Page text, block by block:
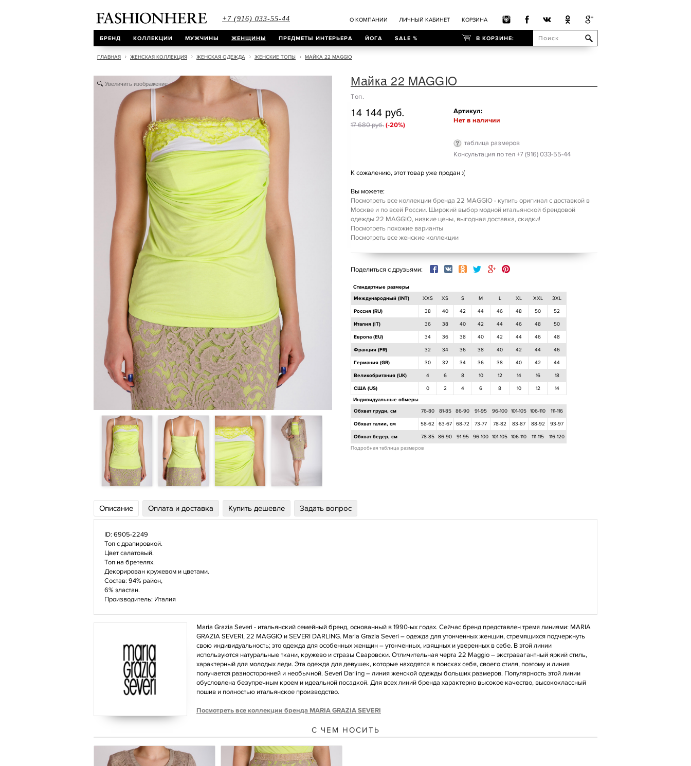
+7 (916) 033-55-44 О КОМПАНИИ ЛИЧНЫЙ КАБИНЕТ КОРЗИНА
В КОРЗИНЕ:
БРЕНД КОЛЛЕКЦИИ МУЖЧИНЫ ЖЕНЩИНЫ ПРЕДМЕТЫ ИНТЕРЬЕРА ЙОГА SALE %
ГЛАВНАЯ ЖЕНСКАЯ КОЛЛЕКЦИЯ ЖЕНСКАЯ ОДЕЖДА ЖЕНСКИЕ ТОПЫ МАЙКА 22 MAGGIO
Увеличить изображение Майка 22 MAGGIO
Топ.
14 144 руб.
17 680 руб. (-20%)
Артикул:
Нет в наличии
таблица размеров
Консультация по тел +7 (916) 033-55-44
К сожалению, этот товар уже продан :(
Вы можете:
Посмотреть все коллекции бренда 22 MAGGIO - купить оригинал с доставкой в
Москве и по всей России. Широкий выбор модной итальянской брендовой
одежды 22 MAGGIO, низкие цены, выгодная доставка, скидки!
Посмотреть похожие варианты
Посмотреть все женские коллекции
Поделиться с друзьями:
Стандартные размеры
Международный (INT)
XXS XS S M L XL XXL 3XL
Россия (RU) 38 40 42 44 46 48 50 52
Италия (IT) 36 38 40 42 44 46 48 50
Европа (EU) 34 36 38 40 42 44 46 48
Франция (FR) 32 34 36 38 40 42 44 46
Германия (GR) 30 32 34 36 38 40 42 44
Великобритания (UK) 4 6 8 10 12 14 16 18
США (US) 0 2 4 6 8 10 12 14
Индивидуальные обмеры
Обхват груди, см
76-80 81-85 86-90 91-95 96-100 101-105 106-110 111-116
Обхват талии, см 58-62 63-67 68-72 73-77 78-82 83-87 88-92 93-97
Обхват бедер, см 78-85 86-90 91-95 96-100 101-105 106-110 111-115
116-120
Подробная таблица размеров
Описание Оплата и доставка Купить дешевле Задать вопрос
ID: 6905-2249
Топ с драпировкой.
Цвет салатовый.
Топ на бретелях.
Декорирован кружевом и цветами.
Состав: 94% район,
6% эластан.
Производитель: Италия
Maria Grazia Severi - итальянский семейный бренд, основанный в 1990-ых годах. Сейчас бренд представлен тремя линиями: MARIA
GRAZIA SEVERI, 22 MAGGIO и SEVERI DARLING. Maria Grazia Severi – одежда для утонченных женщин, стремящихся подчеркнуть
свою индивидуальность; это одежда для особенных женщин – утонченных, изящных и уверенных в себе. В этой линии
используются натуральные ткани, кружево и стразы Сваровски. Отличительная черта 22 Maggio – экстравагантный яркий стиль,
характерный для молодых леди. Эта одежда для девушек, которые находятся в поисках себя, своего стиля, поэтому и линия
получается разносторонней и необычной. Severi Darling – линия женской одежды больших размеров. Популярность этой линии
обусловлена безупречным кроем и идеальной посадкой. Для всех линий бренда характерно высокое качество, высококлассный
пошив и полностью итальянское производство.
Посмотреть все коллекции бренда MARIA GRAZIA SEVERI
С ЧЕМ НОСИТЬ